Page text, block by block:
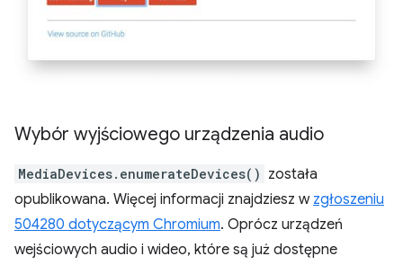
Wybór wyjściowego urządzenia audio
MediaDevices.enumerateDevices() została
opublikowana. Więcej informacji znajdziesz w zgłoszeniu
504280 dotyczącym Chromium. Oprócz urządzeń
wejściowych audio i wideo, które są już dostępne